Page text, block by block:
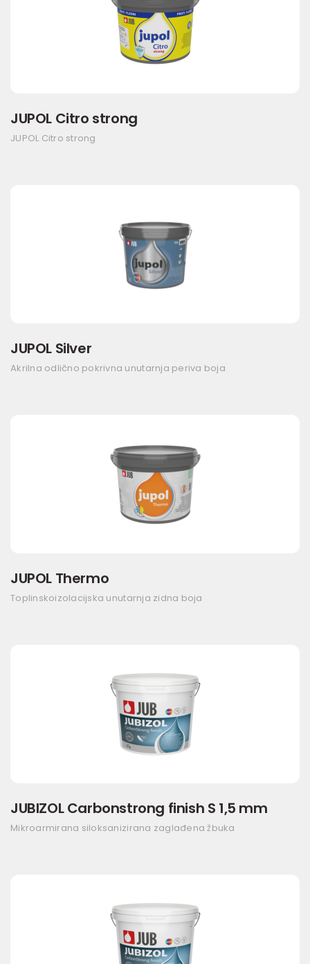
JUPOL Citro strong
JUPOL Citro strong
JUPOL Silver
Akrilna odlično pokrivna unutarnja periva boja
JUPOL Thermo
Toplinskoizolacijska unutarnja zidna boja
JUBIZOL Carbonstrong finish S 1,5 mm
Mikroarmirana siloksanizirana zaglađena žbuka